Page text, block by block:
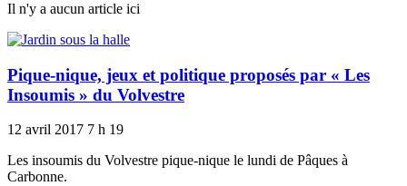
Il n'y a aucun article ici
Pique-nique, jeux et politique proposés par « Les
Insoumis » du Volvestre
12 avril 2017 7 h 19
Les insoumis du Volvestre pique-nique le lundi de Pâques à
Carbonne.